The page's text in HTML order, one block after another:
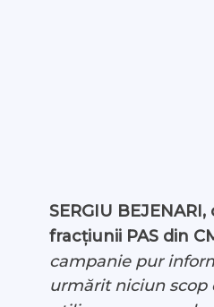
SERGIU
fracțiunii PAS din
campanie pur
urmărit niciun scop